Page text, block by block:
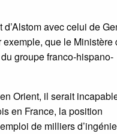
avec celui de
que le Ministère
groupe franco-hispano-
Orient, il serait
en France, la position
de milliers